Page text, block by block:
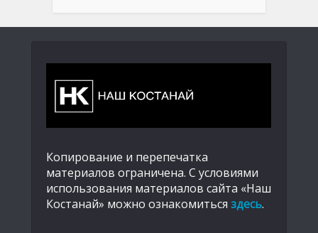
Копирование и перепечатка
материалов ограничена. С условиями
использования материалов сайта «Наш
Костанай» можно ознакомиться здесь.